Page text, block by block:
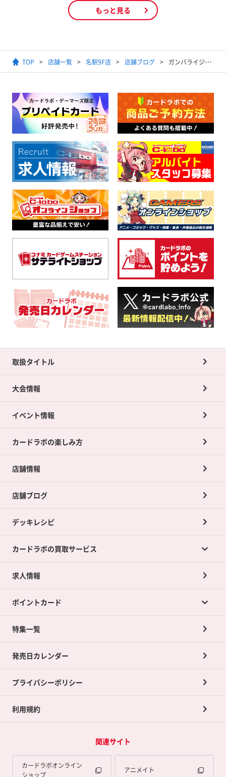
もっと見る
TOP 店舗一覧 名駅9F店 店舗ブログ ガンバライジング買取募集中
取扱タイトル
大会情報
イベント情報
カードラボの楽しみ方
店舗情報
店舗ブログ
デッキレシピ
カードラボの買取サービス
カードラボの買取サービスTOP
店舗買取について
ネット買取について
買取承諾書について
求人情報
ポイントカード
ポイントカードTOP
ポイント交換景品
特集一覧
発売日カレンダー
プライバシーポリシー
利用規約
関連サイト
カードラボオンライン
ショップ
アニメイト